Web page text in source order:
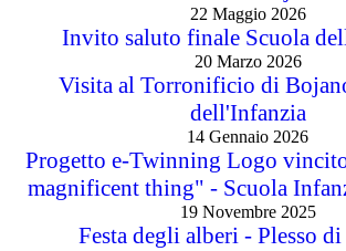
22 Maggio 2026
Invito saluto finale Scuola
20 Marzo 2026
Visita al Torronificio di
dell'Infanzia
14 Gennaio 2026
Progetto e-Twinning Logo
magnificent thing" - Scuola
19 Novembre 2025
Festa degli alberi - Plesso